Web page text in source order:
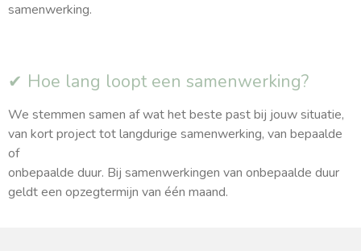
samenwerking.
✔ Hoe lang loopt een samenwerking?
We stemmen samen af wat het beste past bij jouw situatie,
van kort project tot langdurige samenwerking, van bepaalde
of
onbepaalde duur. Bij samenwerkingen van onbepaalde duur
geldt een opzegtermijn van één maand.